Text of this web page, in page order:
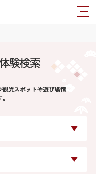
験検索
光スポットや遊び場情